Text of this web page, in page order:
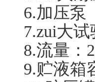
6.加压泵
7.zui大
8.流量：
9.贮液箱